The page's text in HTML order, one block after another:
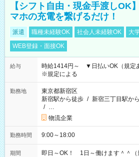
【シフト自由・現金手渡しOK
マホの充電を繋げるだけ！
派遣 職種未経験OK 社会人未経験OK 大
WEB登録・面接OK
給与
時給1414円～ ▼日払いOK（規
※規定による
勤務地
東京都新宿区
新宿駅から徒歩 / 新宿三丁目駅か
/ …
物流企業
勤務時間 9:00～18:00
期間 即日～OK！ 1日～働けます＾＾（